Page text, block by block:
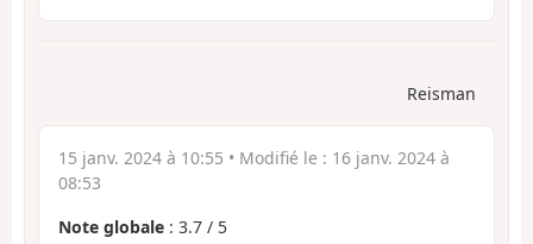
Reisman
15 janv. 2024 à 10:55 • Modifié le : 16 janv. 2024 à
08:53
Note globale : 3.7 / 5